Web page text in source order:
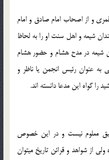
و از اصحاب امام صادق و امام
شیعه و اهل سنت او را به لحاظ
شیعه در مدح هشام و حضور هشام
عنوان رئیس انجمن یا ناظر و
را گواه این مدعا دانسته اند.
معلوم نیست و در این خصوص
از شواهد و قرائن تاریخ میتوان